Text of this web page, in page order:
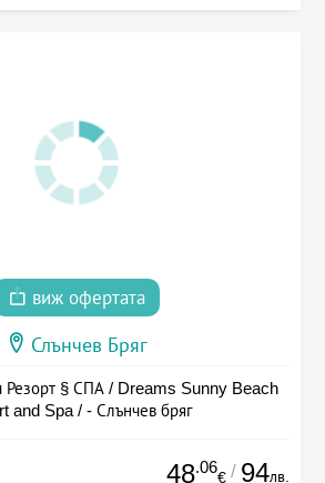
виж офертата
Слънчев Бряг
Резорт § СПА / Dreams Sunny Beach
and Spa / - Слънчев бряг
48.06
€ / 94лв.